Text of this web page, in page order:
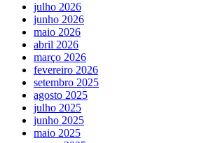
julho 2026
junho 2026
maio 2026
abril 2026
março 2026
fevereiro 2026
setembro 2025
agosto 2025
julho 2025
junho 2025
maio 2025